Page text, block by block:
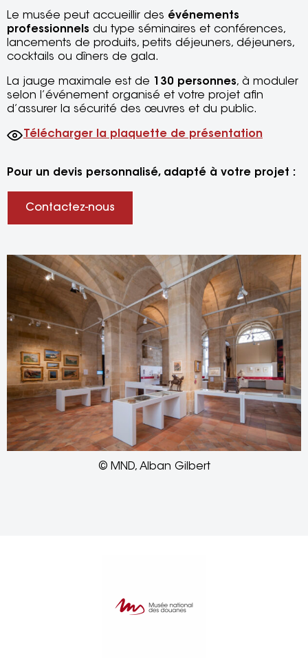
Le musée peut accueillir des événements
professionnels du type séminaires et conférences,
lancements de produits, petits déjeuners, déjeuners,
cocktails ou dîners de gala.
La jauge maximale est de 130 personnes, à moduler
selon l’événement organisé et votre projet afin
d’assurer la sécurité des œuvres et du public.
Télécharger la plaquette de présentation
Pour un devis personnalisé, adapté à votre projet :
Contactez-nous
© MND, Alban Gilbert